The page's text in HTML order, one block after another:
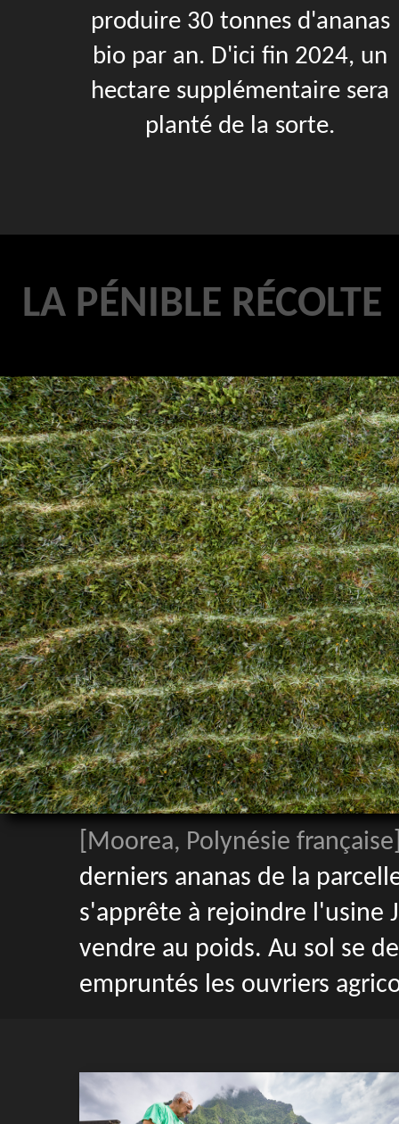
produire 30 tonnes d'ananas
bio par an. D'ici fin 2024, un
hectare supplémentaire sera
planté de la sorte.
LA PÉNIBLE RÉCOLTE
[Moorea, Polynésie
derniers ananas de la
s'apprête à rejoindre l'usine
vendre au poids. Au sol se
empruntés les ouvriers